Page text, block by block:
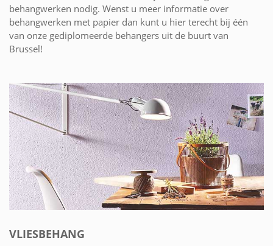
behangwerken nodig. Wenst u meer informatie over
behangwerken met papier dan kunt u hier terecht bij één
van onze gediplomeerde behangers uit de buurt van
Brussel!
VLIESBEHANG